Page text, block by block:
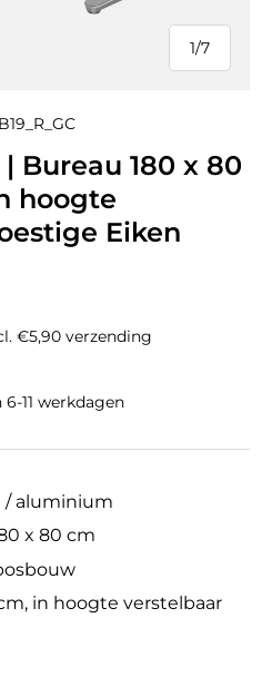
1/
van
7
| Bureau 180 x 80
hoogte
Eiken
€5,90 verzending
11 werkdagen
/ aluminium
x 80 cm
in hoogte verstelbaar